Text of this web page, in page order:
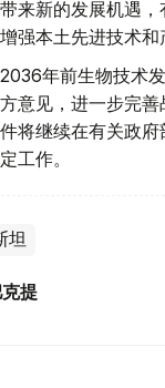
来新的发展机遇
强本土先进技术和
年前生物技术
意见，进一步完
将继续在有关政
工作。
坦
提